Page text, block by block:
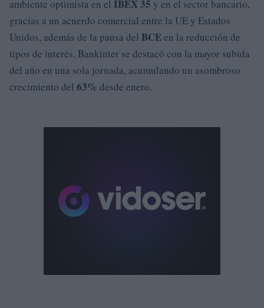
ambiente optimista en el IBEX 35 y en el sector bancario,
gracias a un acuerdo comercial entre la UE y Estados
Unidos, además de la pausa del BCEen la reducción de
tipos de interés, Bankinter se destacó con la mayor subida
del año en una sola jornada, acumulando un asombroso
crecimiento del 63% desde enero.